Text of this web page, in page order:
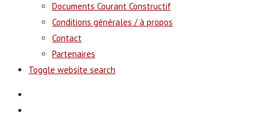
Documents Courant Constructif
Conditions générales / à propos
Contact
Partenaires
Toggle website search